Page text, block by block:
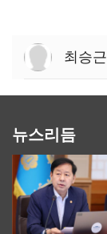
최승근
뉴스리듬